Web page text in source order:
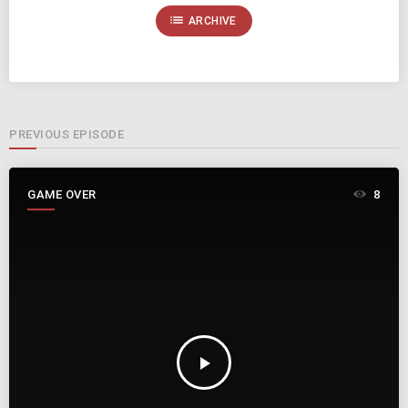
list ARCHIVE
PREVIOUS EPISODE
GAME OVER
play_arrow
8